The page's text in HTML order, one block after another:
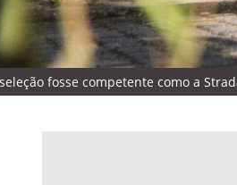
fosse competente como a